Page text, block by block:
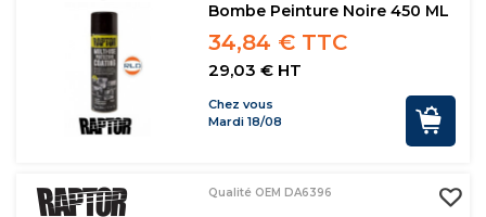
Bombe Peinture Noire 450 ML
34,84 € TTC
29,03 € HT
Chez vous
Mardi 18/08
Qualité OEM DA6396